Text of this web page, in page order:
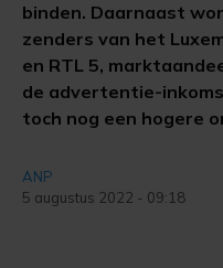
binden. Daarnaast
zenders van het
en RTL 5,
de advertentie-
toch nog een hogere
ANP
5 augustus 2022 - 09:18